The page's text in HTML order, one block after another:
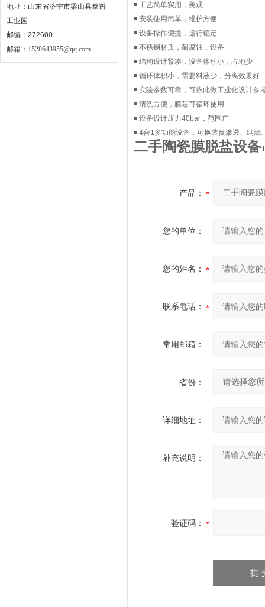
地址：山东省济宁市梁山县拳谱
工业园
邮编：272600
邮箱： 1528643955@qq.com
◾ 工艺简单实用，美观
◾ 安装使用简单，维护方便
◾ 设备操作便捷，运行稳定
◾ 不锈钢材质，耐腐蚀，设备
◾ 结构设计紧凑，设备体积小，占地少
◾ 循环体积小，需要料液少，分离效果好
◾ 实验参数可靠，可依此做工业化设计参
◾ 清洗方便，膜芯可循环使用
◾ 设备设计压力40bar，范围广
◾ 4合1多功能设备，可换装反渗透、纳滤
二手陶瓷膜脱盐设备1
产品：
您的单位：
您的姓名：
联系电话：
常用邮箱：
省份：
详细地址：
补充说明：
验证码：